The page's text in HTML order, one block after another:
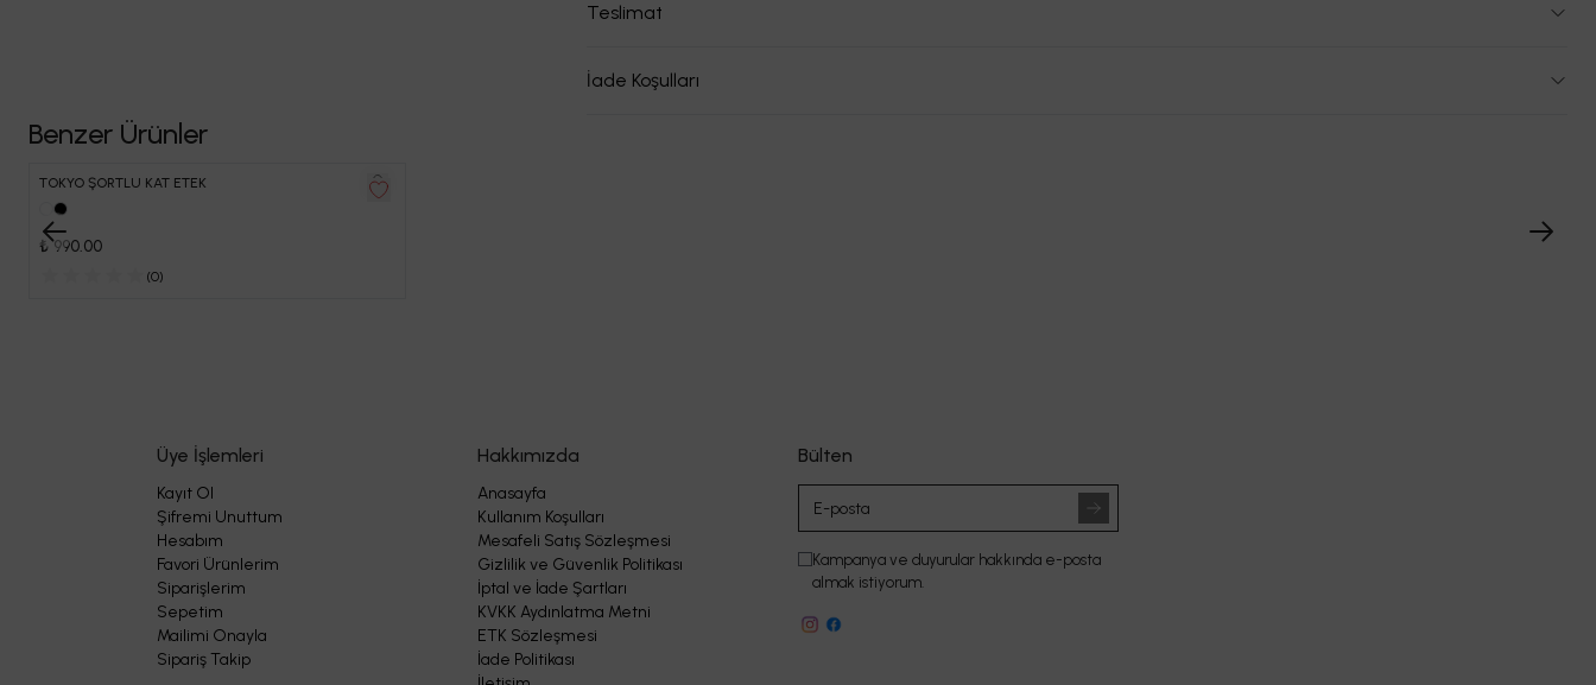
Teslimat
İade Koşulları
Benzer Ürünler
TOKYO ŞORTLU KAT ETEK
₺ 990.00
(0)
Üye İşlemleri
Kayıt Ol
Şifremi Unuttum
Hesabım
Favori Ürünlerim
Siparişlerim
Sepetim
Mailimi Onayla
Sipariş Takip
Hakkımızda
Anasayfa
Kullanım Koşulları
Mesafeli Satış Sözleşmesi
Gizlilik ve Güvenlik Politikası
İptal ve İade Şartları
KVKK Aydınlatma Metni
ETK Sözleşmesi
İade Politikası
Bülten
Kampanya ve duyurular hakkında e-posta
almak istiyorum.